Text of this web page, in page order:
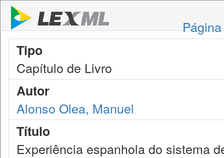
Tipo
Capítulo de Livro
Autor
Alonso Olea, Manuel
Título
Experiência espanhola do sistema